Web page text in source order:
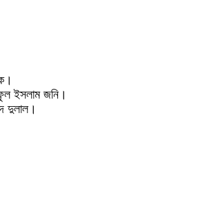
ইসলাম জনি।
দুলাল।